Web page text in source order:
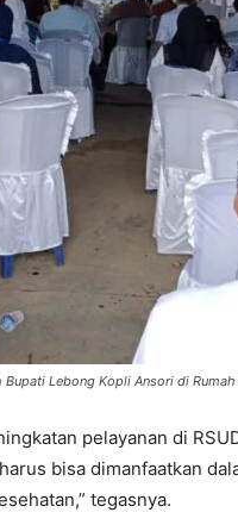
Bupati Lebong Kopli Ansori di
pelayanan di
bisa dimanfaatkan
tegasnya.